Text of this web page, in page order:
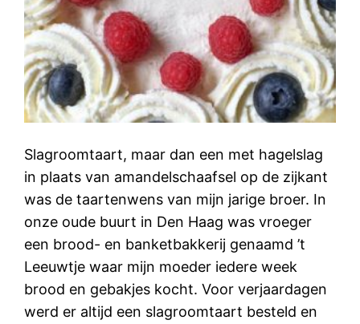
Slagroomtaart, maar dan een met hagelslag
in plaats van amandelschaafsel op de zijkant
was de taartenwens van mijn jarige broer. In
onze oude buurt in Den Haag was vroeger
een brood- en banketbakkerij genaamd ’t
Leeuwtje waar mijn moeder iedere week
brood en gebakjes kocht. Voor verjaardagen
werd er altijd een slagroomtaart besteld en